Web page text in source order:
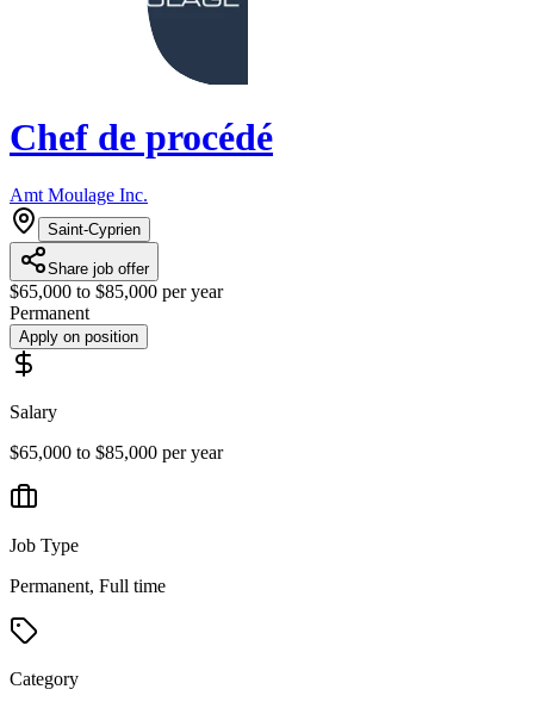
Chef de procédé
Amt Moulage Inc.
Saint-Cyprien
Share job offer
$65,000 to $85,000 per year
Permanent
Apply on position
Salary
$65,000 to $85,000 per year
Job Type
Permanent, Full time
Category